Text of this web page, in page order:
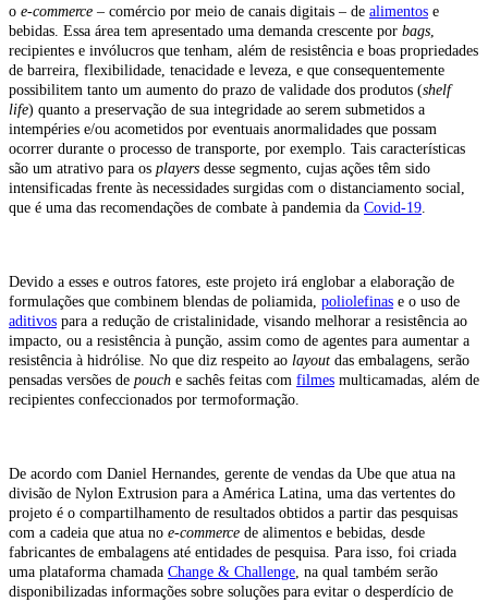
o e-commerce – comércio por meio de canais digitais – de alimentos e
bebidas. Essa área tem apresentado uma demanda crescente por bags,
recipientes e invólucros que tenham, além de resistência e boas propriedades
de barreira, flexibilidade, tenacidade e leveza, e que consequentemente
possibilitem tanto um aumento do prazo de validade dos produtos (shelf
life) quanto a preservação de sua integridade ao serem submetidos a
intempéries e/ou acometidos por eventuais anormalidades que possam
ocorrer durante o processo de transporte, por exemplo. Tais características
são um atrativo para os players desse segmento, cujas ações têm sido
intensificadas frente às necessidades surgidas com o distanciamento social,
que é uma das recomendações de combate à pandemia da Covid-19.
Devido a esses e outros fatores, este projeto irá englobar a elaboração de
formulações que combinem blendas de poliamida, poliolefinas e o uso de
aditivos para a redução de cristalinidade, visando melhorar a resistência ao
impacto, ou a resistência à punção, assim como de agentes para aumentar a
resistência à hidrólise. No que diz respeito ao layout das embalagens, serão
pensadas versões de pouch e sachês feitas com filmes multicamadas, além de
recipientes confeccionados por termoformação.
De acordo com Daniel Hernandes, gerente de vendas da Ube que atua na
divisão de Nylon Extrusion para a América Latina, uma das vertentes do
projeto é o compartilhamento de resultados obtidos a partir das pesquisas
com a cadeia que atua no e-commerce de alimentos e bebidas, desde
fabricantes de embalagens até entidades de pesquisa. Para isso, foi criada
uma plataforma chamada Change & Challenge, na qual também serão
disponibilizadas informações sobre soluções para evitar o desperdício de